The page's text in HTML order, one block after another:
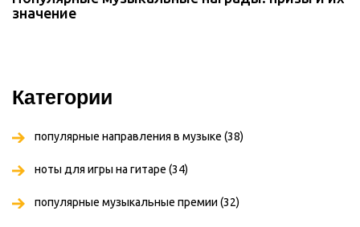
значение
Категории
популярные направления в музыке (38)
ноты для игры на гитаре (34)
популярные музыкальные премии (32)